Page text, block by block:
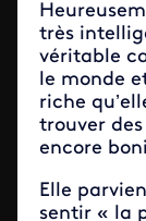
très
véritable
le monde
riche
trouver
encore
Elle
sentir « la